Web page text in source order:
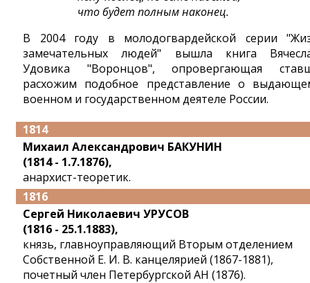
что будет полным наконец.
В 2004 году в молодогвардейской серии
замечательных людей" вышла книга
Удовика "Воронцов", опровергающая
расхожим подобное представление о
военном и государственном деятеле России.
1814
Михаил Александрович БАКУНИН
(1814 - 1.7.1876),
анархист-теоретик.
1816
Сергей Николаевич УРУСОВ
(1816 - 25.1.1883),
князь, главноуправляющий Вторым отделением
Собственной Е. И. В. канцелярией (1867-1881),
почетный член Петербургской АН (1876).